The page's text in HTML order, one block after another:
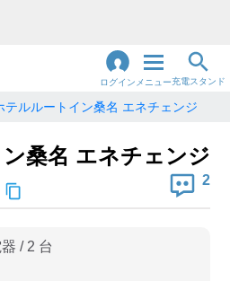
ログイン メニュー充電スタンド
じ
る
で検索
テルルートイン桑名 エネチェンジ
桑名 エネチェンジ
2
/ 2 台